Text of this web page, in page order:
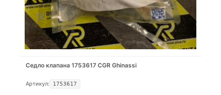
Седло клапана 1753617 CGR Ghinassi
Артикул: 1753617